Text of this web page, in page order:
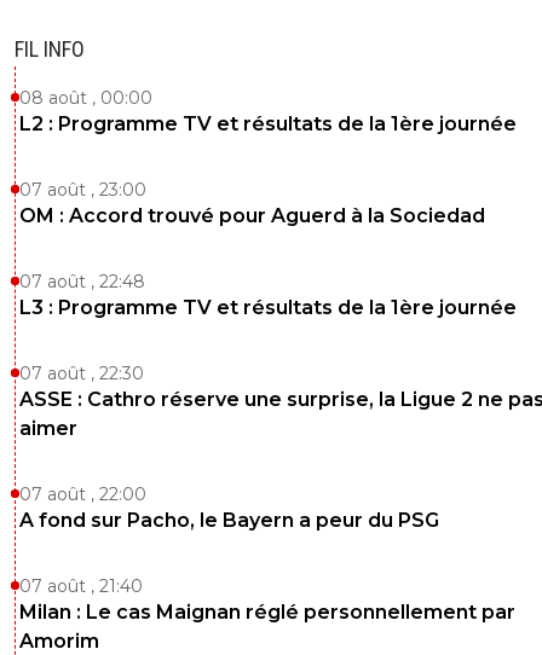
FIL INFO
08 août , 00:00
L2 : Programme TV et résultats de la 1ère journée
07 août , 23:00
OM : Accord trouvé pour Aguerd à la Sociedad
07 août , 22:48
L3 : Programme TV et résultats de la 1ère journée
07 août , 22:30
ASSE : Cathro réserve une surprise, la Ligue 2 ne
aimer
07 août , 22:00
A fond sur Pacho, le Bayern a peur du PSG
07 août , 21:40
Milan : Le cas Maignan réglé personnellement par
Amorim